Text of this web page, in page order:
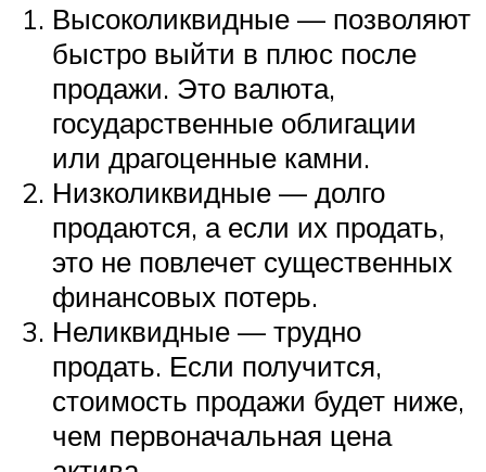
Высоколиквидные — позволяют
быстро выйти в плюс после
продажи. Это валюта,
государственные облигации
или драгоценные камни.
Низколиквидные — долго
продаются, а если их продать,
это не повлечет существенных
финансовых потерь.
Неликвидные — трудно
продать. Если получится,
стоимость продажи будет ниже,
чем первоначальная цена